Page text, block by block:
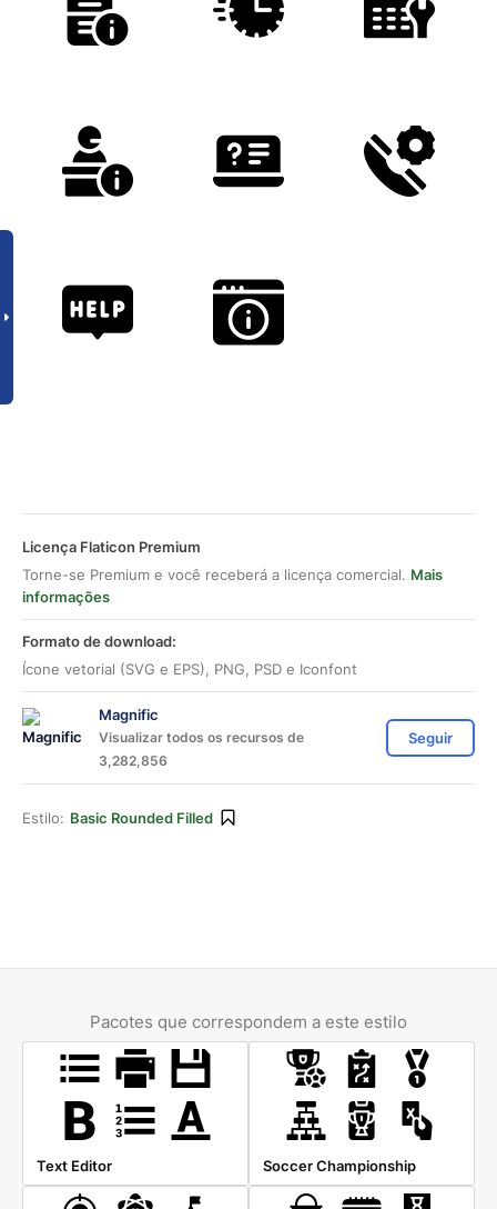
Licença Flaticon Premium
Torne-se Premium e você receberá a licença comercial. Mais
informações
Formato de download:
Ícone vetorial (SVG e EPS), PNG, PSD e Iconfont
Magnific
Visualizar todos os recursos de
3,282,856
Seguir
Estilo: Basic Rounded Filled
Pacotes que correspondem a este estilo
Text Editor Soccer Championship